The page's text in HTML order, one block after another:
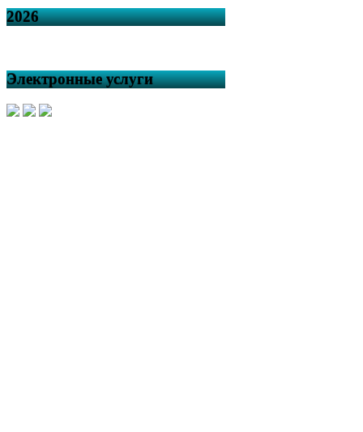
2026
Электронные услуги